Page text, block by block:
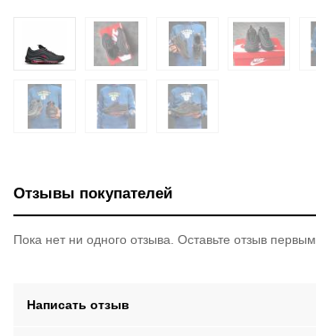
Отзывы покупателей
Пока нет ни одного отзыва. Оставьте отзыв первым
Написать отзыв